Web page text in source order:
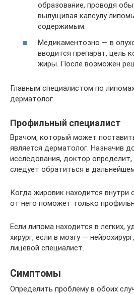
образование, проводя
вылущивая капсулу
содержимым.
Медикаментозно — в
вводится препарат, цель
жиры. После возможен
Главным специалистом по
дерматолог.
Профильный специалист
Врачом, который может
является дерматолог. Назначив
исследования, доктор
следует обратиться в
Когда жировик находится внутри
от него поможет только
Если липома находится в легких,
хирург, если в мозгу —
лицевой специалист.
Симптомы
Определить проблему в обоих